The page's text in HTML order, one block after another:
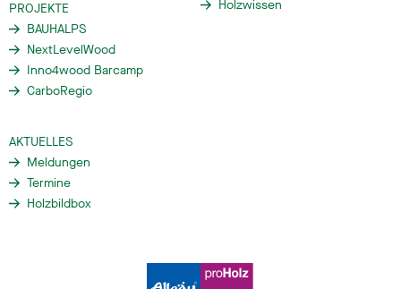
Holzwissen
PROJEKTE
BAUHALPS
NextLevelWood
Inno4wood Barcamp
CarboRegio
AKTUELLES
Meldungen
Termine
Holzbildbox